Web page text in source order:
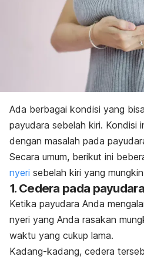
Ada berbagai kondisi yang
payudara sebelah kiri. Kondisi
dengan masalah pada
Secara umum, berikut ini
nyeri sebelah kiri yang
1. Cedera pada payudara
Ketika payudara Anda
nyeri yang Anda rasakan
waktu yang cukup lama.
Kadang-kadang, cedera